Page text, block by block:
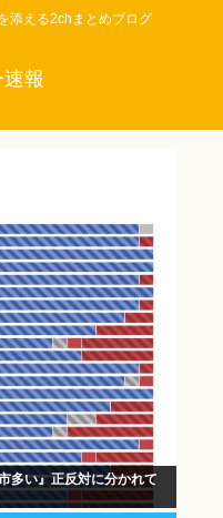
添える2chまとめブログ
報
多い』正反対に分かれて